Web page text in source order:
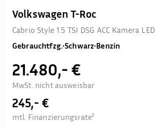
Volkswagen T-Roc
Cabrio Style 1.5 TSI DSG ACC Kamera LED
Gebrauchtfzg.•Schwarz•Benzin
21.480,- €
MwSt. nicht ausweisbar
245,- €
mtl. Finanzierungsrate²